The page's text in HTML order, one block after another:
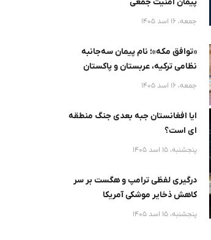
جمعه، 16 اسد 1405
«توافق مکه»؛ نام پیمان سه‌جانبه
نظامی ترکیه، عربستان و پاکستان
جمعه، 16 اسد 1405
ایا افغانستان جبه بعدی جنگ منطقه
ای است؟
پنجشنبه، 15 اسد 1405
درگیری لفظی ترامپ و هگست بر سر
کاهش ذخایر موشکی آمریکا
پنجشنبه، 15 اسد 1405